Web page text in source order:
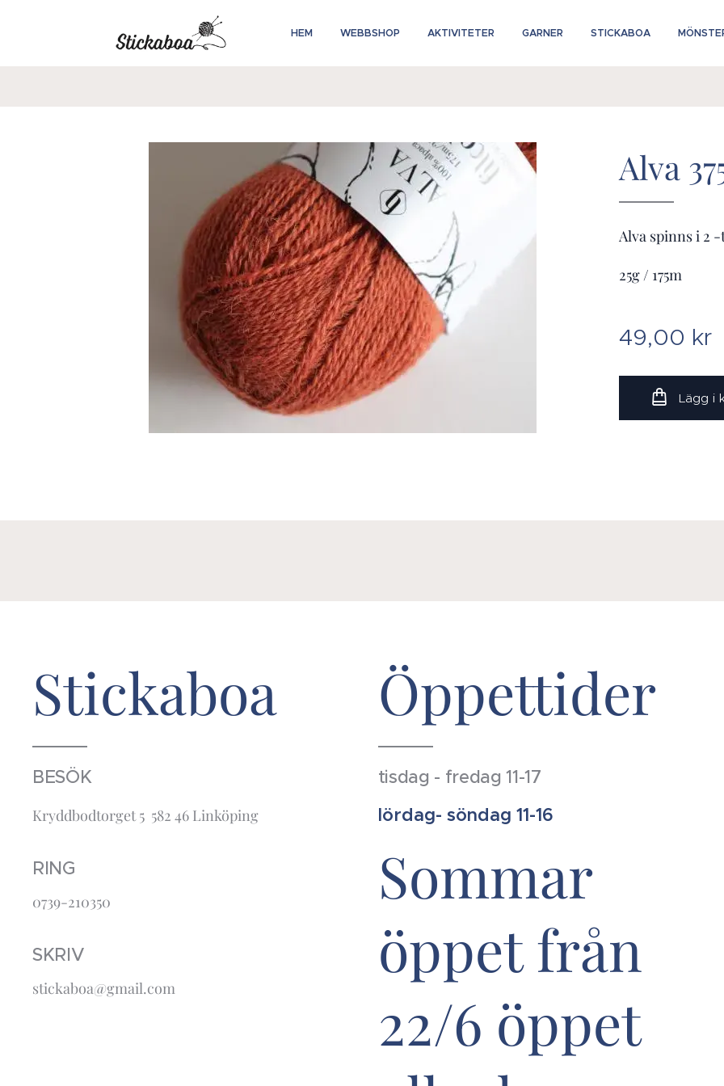
HEM WEBBSHOP AKTIVITETER GARNER STICKABOA
Alva
Alva spinns i 2
25g / 175m
49,00 kr
Lägg i
Stickaboa
BESÖK
Kryddbodtorget 5 582 46 Linköping
RING
0739-210350
SKRIV
stickaboa@gmail.com
Öppettider
tisdag - fredag 11-17
lördag- söndag 11-16
Sommar
öppet från
22/6 öppet